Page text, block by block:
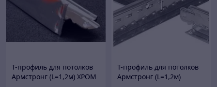
Т-профиль для потолков
Армстронг (L=1,2м) ХРОМ
Т-профиль для потолков
Армстронг (L=1,2м)